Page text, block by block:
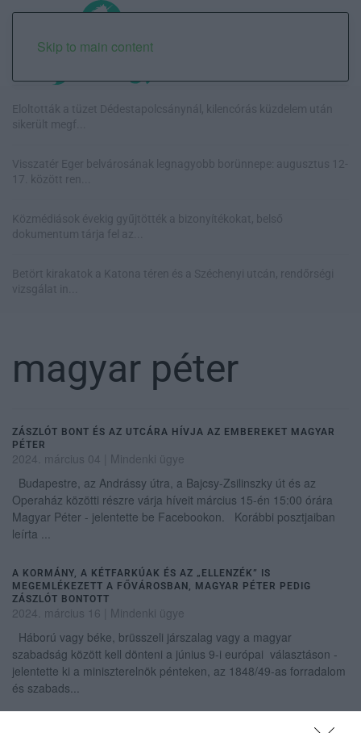
Skip to main content
Eloltották a tüzet Dédestapolcsánynál, kilencórás küzdelem után
sikerült megf...
Visszatér Eger belvárosának legnagyobb borünnepe: augusztus 12-
17. között ren...
Közmédiások évekig gyűjtötték a bizonyítékokat, belső
dokumentum tárja fel az...
Betört kirakatok a Katona téren és a Széchenyi utcán, rendőrségi
vizsgálat in...
magyar péter
ZÁSZLÓT BONT ÉS AZ UTCÁRA HÍVJA AZ EMBEREKET MAGYAR
PÉTER
2024. március 04
Mindenki ügye
Budapestre, az Andrássy útra, a Bajcsy-Zsilinszky út és az
Operaház közötti részre várja híveit március 15-én 15:00 órára
Magyar Péter - jelentette be Facebookon. Korábbi posztjaiban
leírta ...
A KORMÁNY, A KÉTFARKÚAK ÉS AZ „ELLENZÉK” IS
MEGEMLÉKEZETT A FŐVÁROSBAN, MAGYAR PÉTER PEDIG
ZÁSZLÓT BONTOTT
2024. március 16
Mindenki ügye
Háború vagy béke, brüsszeli járszalag vagy a magyar
szabadság között kell dönteni a június 9-i európai választáson -
jelentette ki a miniszterelnök pénteken, az 1848/49-as forradalom
és szabads...